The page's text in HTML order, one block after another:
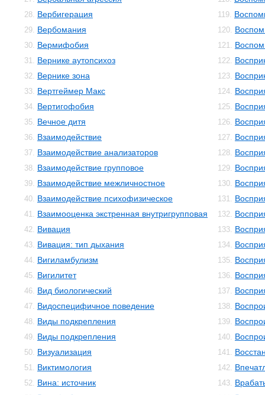
28. Вербигерация
29. Вербомания
30. Вермифобия
31. Вернике аутопсихоз
32. Вернике зона
33. Вертгеймер Макс
34. Вертигофобия
35. Вечное дитя
36. Взаимодействие
37. Взаимодействие анализаторов
38. Взаимодействие групповое
39. Взаимодействие межличностное
40. Взаимодействие психофизическое
41. Взаимооценка экстренная внутригрупповая
42. Вивация
43. Вивация: тип дыхания
44. Вигиламбулизм
45. Вигилитет
46. Вид биологический
47. Видоспецифичное поведение
48. Виды подкрепления
49. Виды подкрепления
50. Визуализация
51. Виктимология
52. Вина: источник
119.
120.
121.
122.
123.
124.
125.
126.
127.
128.
129.
130.
131.
132.
133.
134.
135.
136.
137.
138.
139.
140.
141.
142.
143.